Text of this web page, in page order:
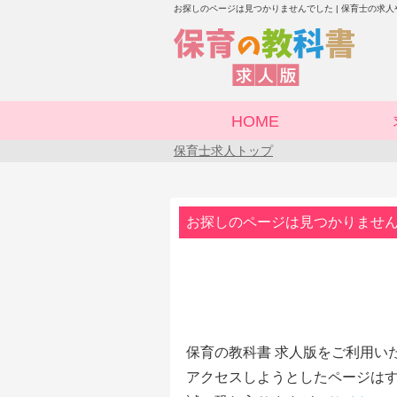
お探しのページは見つかりませんでした | 保育士の求
HOME
保育士求人トップ
お探しのページは見つかりませ
保育の教科書 求人版をご利用い
アクセスしようとしたページは